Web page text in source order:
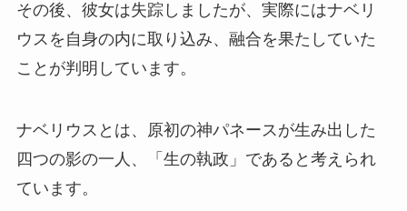
その後、彼女は失踪しましたが、実際にはナベリ
ウスを自身の内に取り込み、融合を果たしていた
ことが判明しています。
ナベリウスとは、原初の神パネースが生み出した
四つの影の一人、「生の執政」であると考えられ
ています。